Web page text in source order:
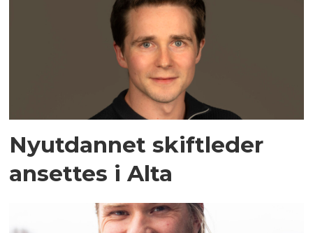
Nyutdannet skiftleder
ansettes i Alta